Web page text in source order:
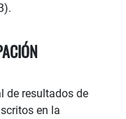
de resultados de
en la